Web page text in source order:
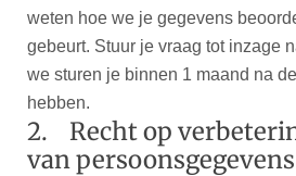
weten hoe we je gegevens
gebeurt. Stuur je vraag tot inzage
we sturen je binnen 1 maand na
hebben.
2. Recht op
van persoonsgegevens